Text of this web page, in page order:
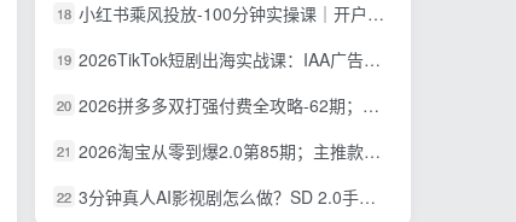
18 小红书乘风投放-100分钟实操课｜开户返点·标准投搭建·莱卡定向，新店建模撬动笔记自然流量全套教学
19 2026TikTok短剧出海实战课：IAA广告分账×IAP付费变现×账号搭建×平台规则×双轨爆发×回款全流程
20 2026拼多多双打强付费全攻略-62期；成本推广加托管双剑合璧，系统讲解7种付费玩法优劣势与选择策略
21 2026淘宝从零到爆2.0第85期；主推款五项高权重初始设置，改销量评晒秒单快速破零积累基础权重
22 3分钟真人AI影视剧怎么做？SD 2.0手把手完整制作流程｜Higgsfield 14天SD 2.0/2.5无限生成